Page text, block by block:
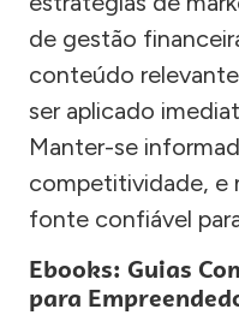
de gestão
conteúdo
ser aplicado
Manter-se
competitividade, e
fonte confiável
Ebooks: Guias
para